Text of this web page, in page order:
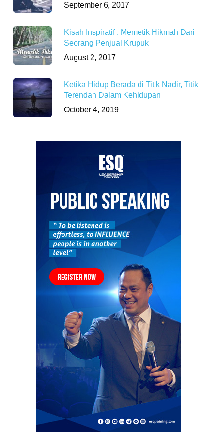
September 6, 2017
Kisah Inspiratif : Memetik Hikmah Dari
Seorang Penjual Krupuk
August 2, 2017
Ketika Hidup Berada di Titik Nadir, Titik
Terendah Dalam Kehidupan
October 4, 2019